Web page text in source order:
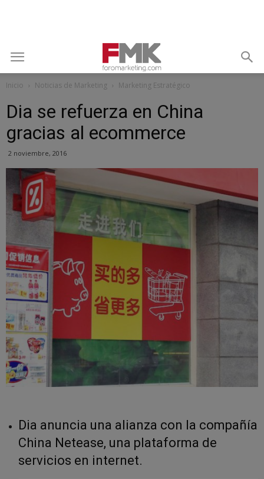
Inicio Noticias de Marketing Marketing Estratégico
Dia se refuerza en China
gracias al ecommerce
2 noviembre, 2016
Dia anuncia una alianza con la compañía
China Netease, una plataforma de
servicios en internet.